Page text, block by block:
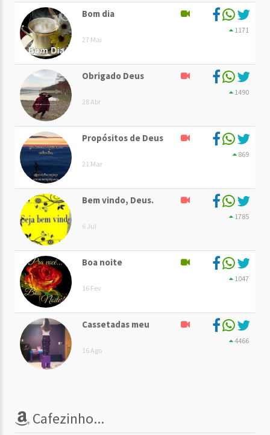
Bom dia
27 Mai
1171
Obrigado Deus
28 Abr
1490
Propósitos de Deus
21 Mar
869
Bem vindo, Deus.
6 Jul
1785
Boa noite
16 Fev
1047
Cassetadas meu
16 Ago
4466
Cafezinho...